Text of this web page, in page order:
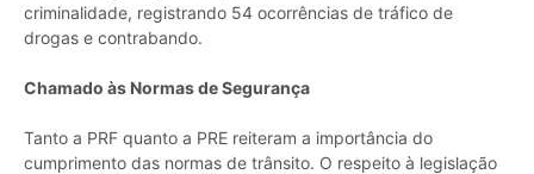
criminalidade, registrando 54 ocorrências de tráfico de
drogas e contrabando.
Chamado às Normas de Segurança
Tanto a PRF quanto a PRE reiteram a importância do
cumprimento das normas de trânsito. O respeito à legislação